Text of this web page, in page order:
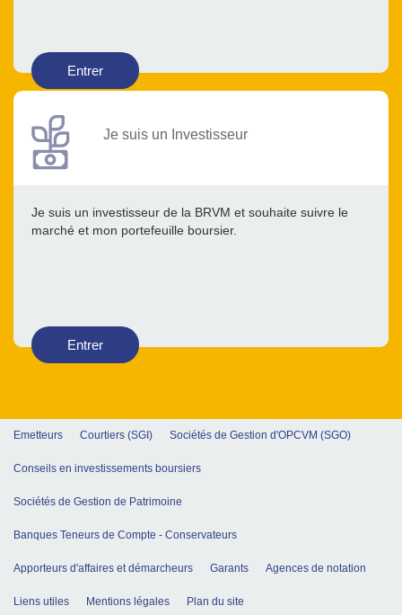
Entrer
Je suis un Investisseur
Je suis un investisseur de la BRVM et souhaite suivre le
marché et mon portefeuille boursier.
Entrer
Emetteurs Courtiers (SGI) Sociétés de Gestion d'OPCVM (SGO)
Conseils en investissements boursiers
Sociétés de Gestion de Patrimoine
Banques Teneurs de Compte - Conservateurs
Apporteurs d'affaires et démarcheurs Garants Agences de notation
Liens utiles Mentions légales Plan du site